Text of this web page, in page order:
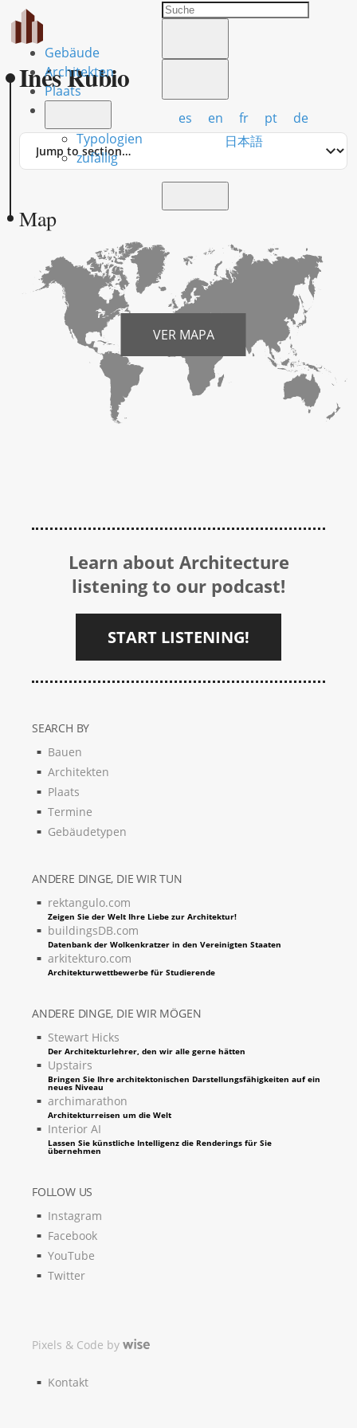
Gebäude
Architekten
Plaats
Typologien
zufällig
es en fr pt
de
日本語
Inés Rubio
Jump
Map
VER MAPA
Learn about Architecture
listening to our podcast!
START LISTENING!
SEARCH BY
Bauen
Architekten
Plaats
Termine
Gebäudetypen
ANDERE DINGE, DIE WIR TUN
rektangulo.com
Zeigen Sie der Welt Ihre Liebe zur Architektur!
buildingsDB.com
Datenbank der Wolkenkratzer in den Vereinigten Staaten
arkitekturo.com
Architekturwettbewerbe für Studierende
ANDERE DINGE, DIE WIR MÖGEN
Stewart Hicks
Der Architekturlehrer, den wir alle gerne hätten
Upstairs
Bringen Sie Ihre architektonischen Darstellungsfähigkeiten auf ein
neues Niveau
archimarathon
Architekturreisen um die Welt
Interior AI
Lassen Sie künstliche Intelligenz die Renderings für Sie
übernehmen
FOLLOW US
Instagram
Facebook
YouTube
Twitter
Pixels & Code by
Kontakt